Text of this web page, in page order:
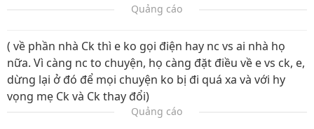
Quảng cáo
( về phần nhà Ck thì e ko gọi điện hay nc vs ai nhà họ
nữa. Vì càng nc to chuyện, họ càng đặt điều về e vs ck, e,
dừng lại ở đó để mọi chuyện ko bị đi quá xa và với hy
vọng mẹ Ck và Ck thay đổi)
Quảng cáo